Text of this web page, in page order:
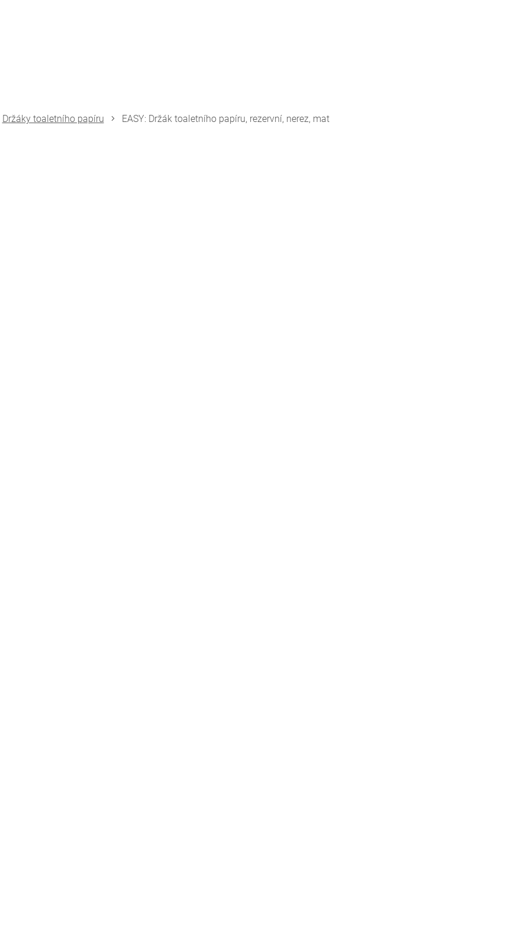
Držáky toaletního papíru EASY: Držák toaletního papíru, rezervní, nerez, mat